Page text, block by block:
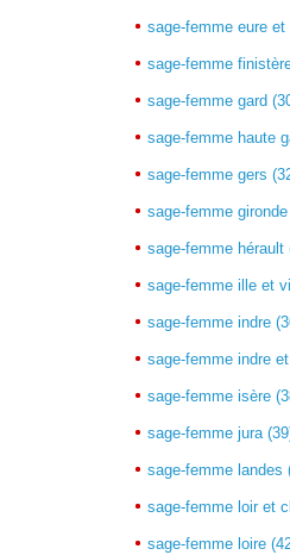
sage-femme eure et
sage-femme
sage-femme gard
sage-femme haute
sage-femme gers
sage-femme
sage-femme hérault
sage-femme ille et
sage-femme indre
sage-femme indre
sage-femme isère
sage-femme jura
sage-femme landes
sage-femme loir et
sage-femme loire